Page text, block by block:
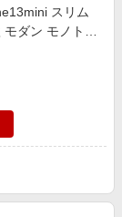
スリム
ダン モノトー